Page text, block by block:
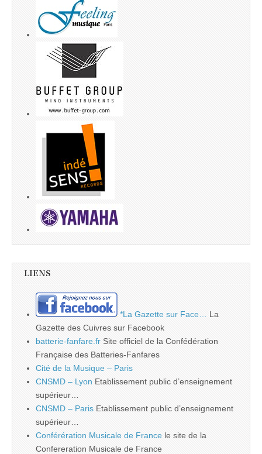
LIENS
*La Gazette sur Face…
La
Gazette des Cuivres sur Facebook
batterie-fanfare.fr Site officiel de la Confédération
Française des Batteries-Fanfares
Cité de la Musique – Paris
CNSMD – Lyon Etablissement public d’enseignement
supérieur…
CNSMD – Paris Etablissement public d’enseignement
supérieur…
Conférération Musicale de France le site de la
Confereration Musicale de France